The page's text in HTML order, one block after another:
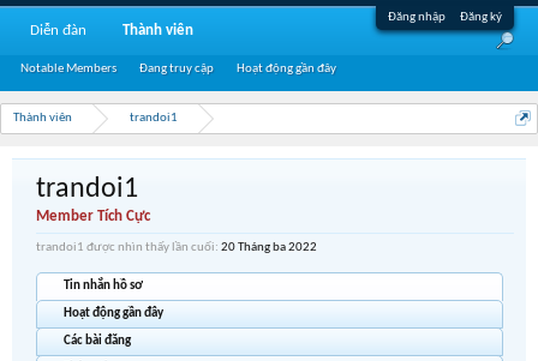
Đăng nhập Đăng ký
Thành viên trandoi1
trandoi1
Member Tích Cực
trandoi1 được nhìn thấy lần cuối: 20 Tháng ba 2022
Tin nhắn hồ sơ
Hoạt động gần đây
Các bài đăng
Diễn đàn Thành viên
Notable Members Đang truy cập Hoạt động gần đây